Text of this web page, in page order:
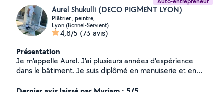
Aurel Shukulli (DECO PIGMENT LYON)
Plâtrier , peintre,
Lyon (Bonnel-Servient)
4,8/5 (73 avis)
Présentation
Je m'appelle Aurel. J'ai plusieurs années d'expérience
dans le bâtiment. Je suis diplômé en menuiserie et en